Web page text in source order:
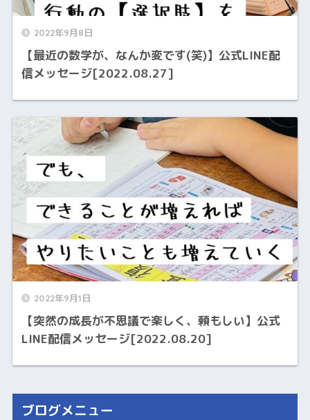
2022年9月8日
【最近の数学が、なんか変です(笑)】公式LINE配
信メッセージ[2022.08.27]
2022年9月1日
【突然の成長が不思議で楽しく、頼もしい】公式
LINE配信メッセージ[2022.08.20]
ブログメニュー